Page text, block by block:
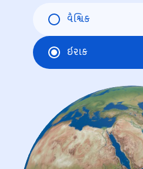
વૈશ્વિક
ઇરાક